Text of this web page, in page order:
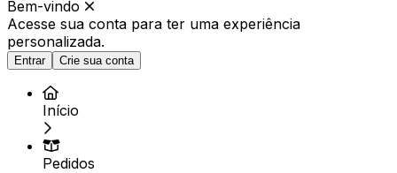
Bem-vindo
Acesse sua conta para ter uma experiência
personalizada.
Entrar Crie sua conta
Início
Pedidos